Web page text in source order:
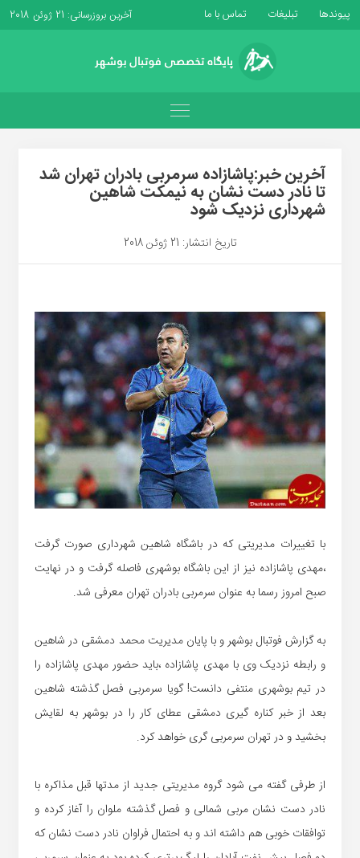
پیوندها تبلیغات تماس با ما آخرین بروزرسانی: 21 ژوئن 2018
آخرین خبر:پاشازاده سرمربی بادران تهران شد
تا نادر دست نشان به نیمکت شاهین
شهرداری نزدیک شود
تاریخ انتشار: 21 ژوئن 2018
با تغییرات مدیریتی که در باشگاه شاهین شهرداری صورت گرفت
،مهدی پاشازاده نیز از این باشگاه بوشهری فاصله گرفت و در نهایت
صبح امروز رسما به عنوان سرمربی بادران تهران معرفی شد.
به گزارش فوتبال بوشهر و با پایان مدیریت محمد دمشقی در شاهین
و رابطه نزدیک وی با مهدی پاشازاده ،باید حضور مهدی پاشازاده را
در تیم بوشهری منتفی دانست! گویا سرمربی فصل گذشته شاهین
بعد از خبر کناره گیری دمشقی عطای کار را در بوشهر به لقایش
بخشید و در تهران سرمربی گری خواهد کرد.
از طرفی گفته می شود گروه مدیریتی جدید از مدتها قبل مذاکره با
نادر دست نشان مربی شمالی و فصل گذشته ملوان را آغاز کرده و
توافقات خوبی هم داشته اند و به احتمال فراوان نادر دست نشان که